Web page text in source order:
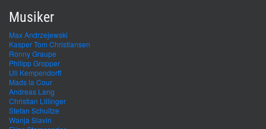
Musiker
Max Andrzejewski
Kasper Tom Christiansen
Ronny Graupe
Philipp Gropper
Uli Kempendorff
Mads la Cour
Andreas Lang
Christian Lillinger
Stefan Schultze
Wanja Slavin